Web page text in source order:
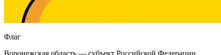
Флаг
Воронежская область — субъект Российской Федерации,